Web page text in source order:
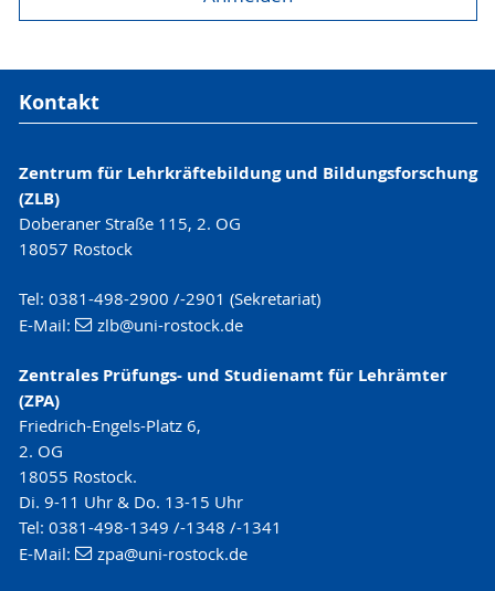
Kontakt
Zentrum für Lehrkräftebildung und Bildungsforschung
(ZLB)
Doberaner Straße 115, 2. OG
18057 Rostock
Tel: 0381-498-2900 /-2901 (Sekretariat)
E-Mail:
zlb@uni-rostock.de
Zentrales Prüfungs- und Studienamt für Lehrämter
(ZPA)
Friedrich-Engels-Platz 6,
2. OG
18055 Rostock.
Di. 9-11 Uhr & Do. 13-15 Uhr
Tel: 0381-498-1349 /-1348 /-1341
E-Mail:
zpa@uni-rostock.de